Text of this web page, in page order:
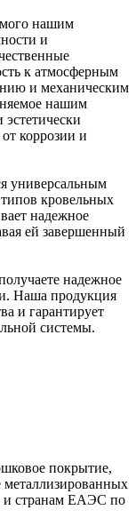
нашим
и
к атмосферным
и механическим
нашим
коррозии и
универсальным
кровельных
надежное
ей завершенный
надежное
Наша продукция
и гарантирует
системы.
покрытие,
металлизированных
и странам ЕАЭС по